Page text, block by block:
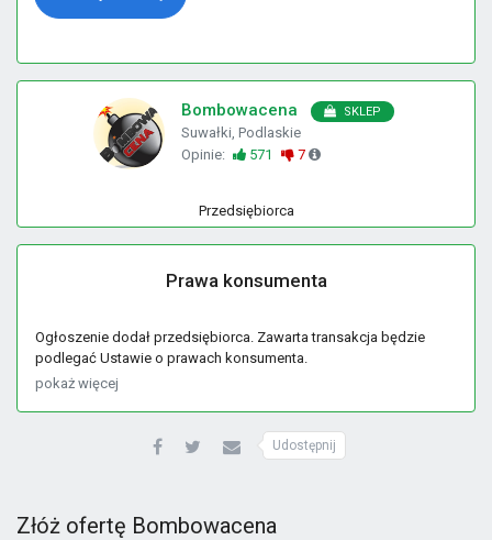
Bombowacena SKLEP
Suwałki, Podlaskie
Opinie:
571 7
Przedsiębiorca
Prawa konsumenta
Ogłoszenie dodał przedsiębiorca. Zawarta transakcja będzie
podlegać Ustawie o prawach konsumenta.
pokaż więcej
Udostępnij
Złóż ofertę Bombowacena